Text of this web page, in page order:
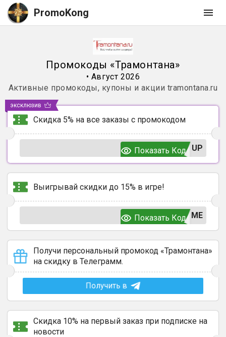
PromoKong
Промокоды «Трамонтана»
• Август 2026
Активные промокоды, купоны и акции tramontana.ru
Скидка 5% на все заказы с промокодом
OUP
Показать Код
эксклюзив
Выигрывай скидки до 15% в игре!
ЬМЕ
Показать Код
Получи персональный промокод «Трамонтана»
на скидку в Телеграмм.
Получить в
Скидка 10% на первый заказ при подписке на
новости